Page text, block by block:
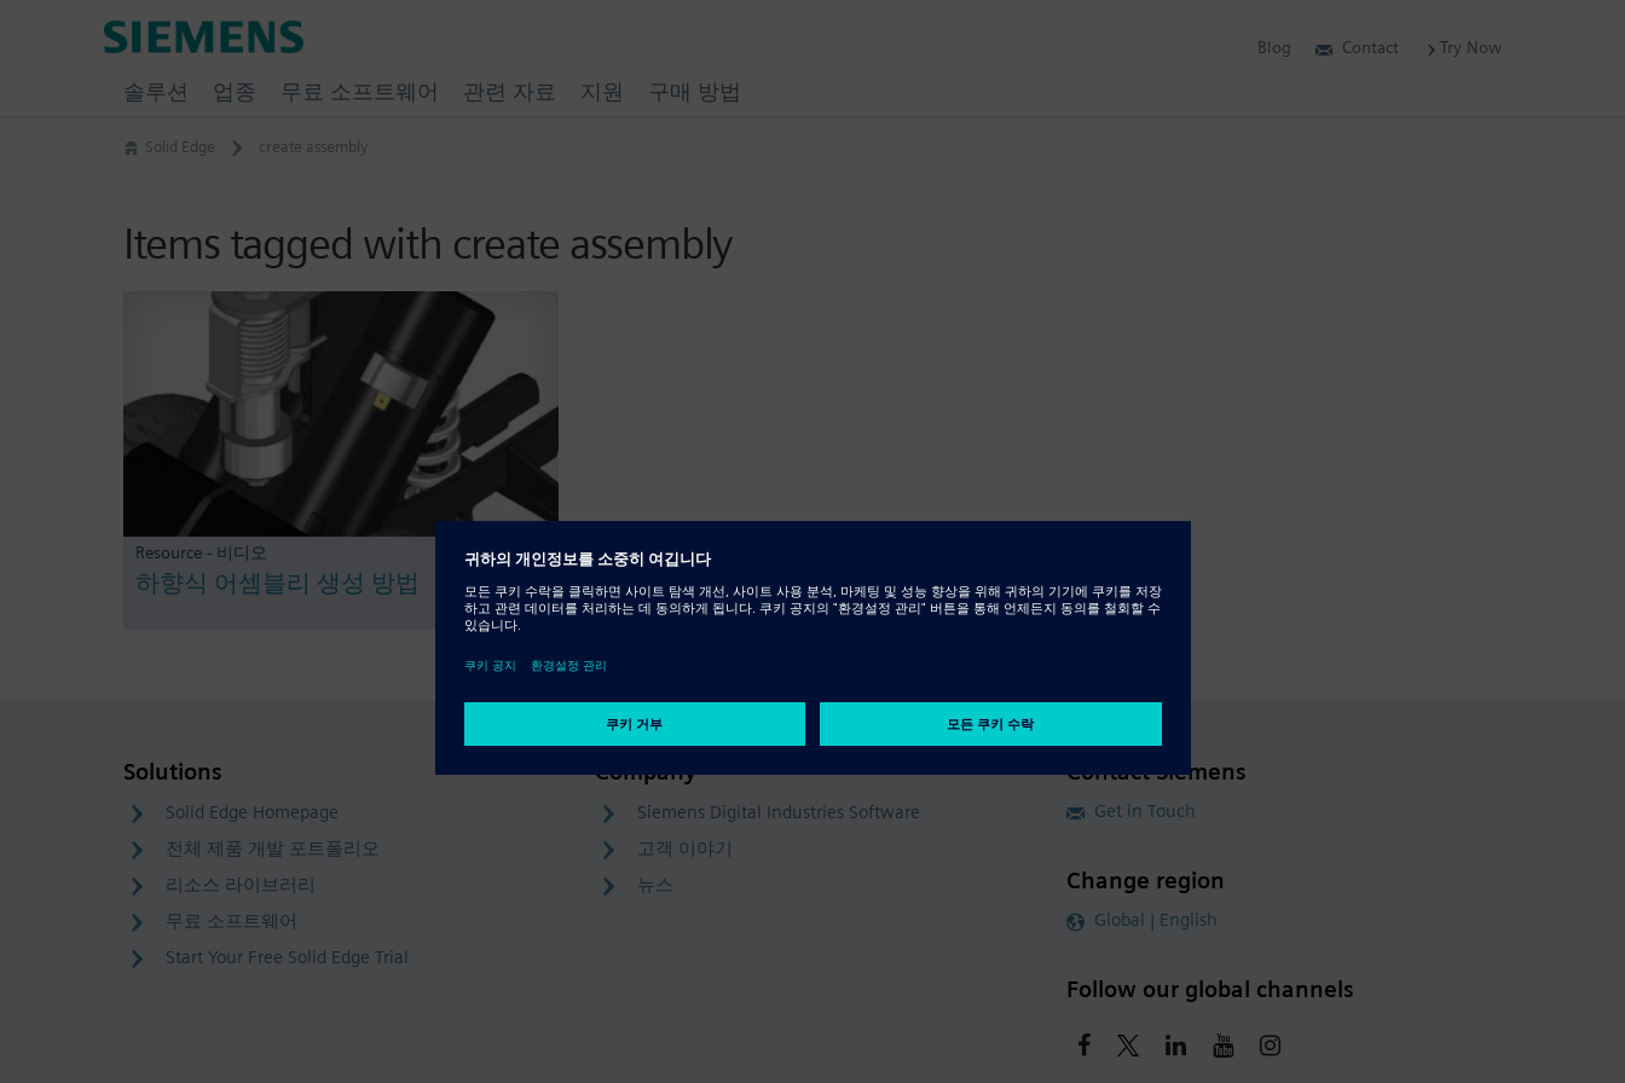
Solid Edge create assembly
Items tagged with create assembly
Resource - 비디오
하향식 어셈블리 생성 방법
Solutions
Solid Edge Homepage
전체 제품 개발 포트폴리오
리소스 라이브러리
무료 소프트웨어
Start Your Free Solid Edge Trial
Company
Siemens Digital Industries Software
고객 이야기
뉴스
Contact Siemens
Get in Touch
Change region
Global | English
Follow our global channels
Blog Contact Try Now
솔루션 업종 무료 소프트웨어 관련 자료 지원 구매 방법